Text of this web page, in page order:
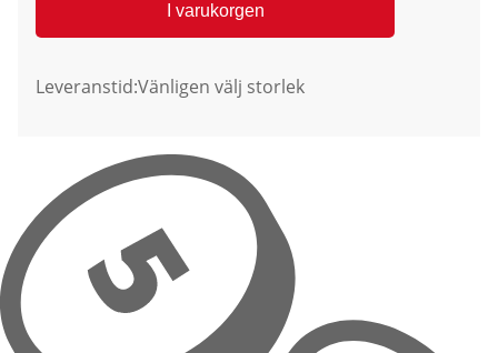
I varukorgen
Leveranstid:Vänligen välj storlek